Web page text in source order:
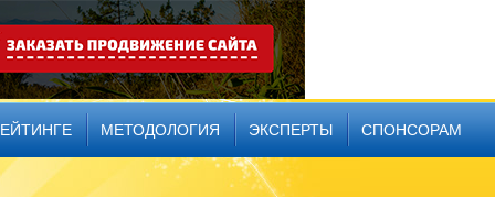
МЕТОДОЛОГИЯ ЭКСПЕРТЫ СПОНСОРАМ